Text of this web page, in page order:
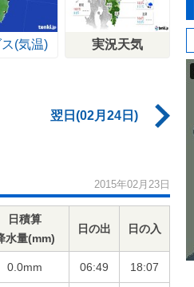
(気温) 実況天気
翌日(02月24日)
2015年02月23日
日積算
水量(mm)
日の出 日の入
0.0mm 06:49 18:07